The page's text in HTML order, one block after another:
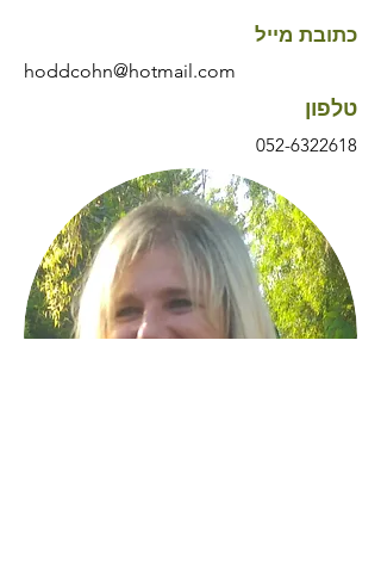
כתובת מייל
hoddcohn@hotmail.com
טלפון
052-6322618